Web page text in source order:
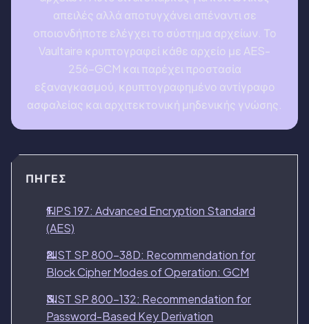
απειλές αλλά αποτυγχάνει απέναντι σε
οποιονδήποτε ελέγχει το σύστημα αρχείων. Το
Vaultaire κρυπτογραφεί κάθε αρχείο με AES-
256-GCM και παρέχει προστασία
εξαναγκασμού, κρυπτογραφημένο αντίγραφο
ασφαλείας και αρχιτεκτονική μηδενικής γνώσης.
ΠΗΓΈΣ
FIPS 197: Advanced Encryption Standard
(AES)
NIST SP 800-38D: Recommendation for
Block Cipher Modes of Operation: GCM
NIST SP 800-132: Recommendation for
Password-Based Key Derivation